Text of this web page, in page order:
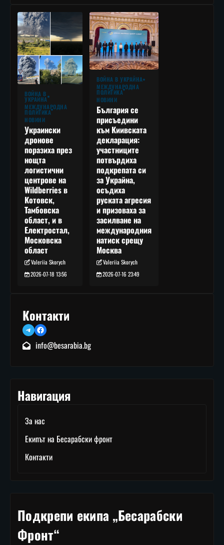
ВОЙНА В
УКРАЙНА
МЕЖДУНАРОДНА
ПОЛИТИКА
НОВИНИ
Украински
дронове
поразиха през
нощта
логистични
центрове на
Wildberries в
Котовск,
Тамбовска
област, и в
Електростал,
Московска
област
Valeriia Skorych
2026-07-18 13:56
ВОЙНА В УКРАЙНА
МЕЖДУНАРОДНА
ПОЛИТИКА
НОВИНИ
България се
присъедини
към Киивската
декларация:
участниците
потвърдиха
подкрепата си
за Украйна,
осъдиха
руската агресия
и призоваха за
засилване на
международния
натиск срещу
Москва
Valeriia Skorych
2026-07-16 23:49
Контакти
TelegramFacebook
info@besarabia.bg
Навигация
За нас
Екипът на Бесарабски фронт
Контакти
Подкрепи екипа „Бесарабски
Фронт“